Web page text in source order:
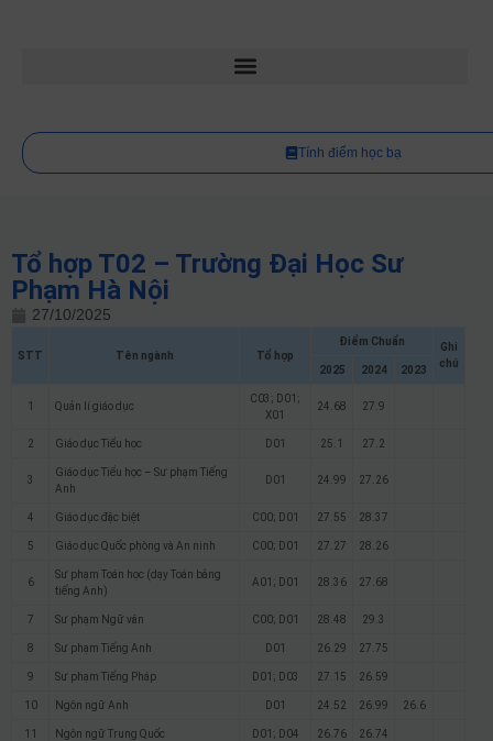
Tính điểm học bạ
Tổ hợp T02 – Trường Đại Học Sư
Phạm Hà Nội
27/10/2025
STT Tên ngành Tổ hợp
Điểm Chuẩn
Ghi
chú
2025 2024 2023
1 Quản lí giáo dục
C03; D01;
X01
24.68 27.9
2 Giáo dục Tiểu học D01 25.1 27.2
3
Giáo dục Tiểu học – Sư phạm Tiếng
Anh
D01 24.99 27.26
4 Giáo dục đặc biệt C00; D01 27.55 28.37
5 Giáo dục Quốc phòng và An ninh C00; D01 27.27 28.26
6
Sư phạm Toán học (dạy Toán bằng
tiếng Anh)
A01; D01 28.36 27.68
7 Sư phạm Ngữ văn C00; D01 28.48 29.3
8 Sư phạm Tiếng Anh D01 26.29 27.75
9 Sư phạm Tiếng Pháp D01; D03 27.15 26.59
10 Ngôn ngữ Anh D01 24.52 26.99 26.6
11 Ngôn ngữ Trung Quốc D01; D04 26.76 26.74